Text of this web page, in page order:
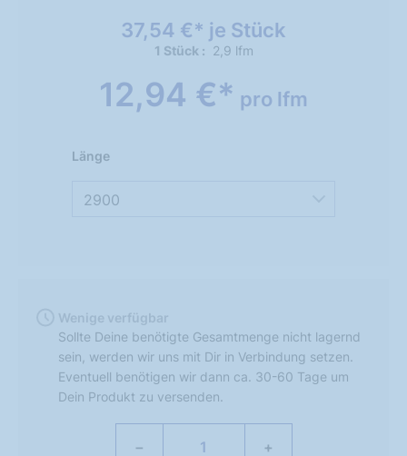
37,54 €* je Stück
1 Stück 2,9 lfm
12,94 €* pro lfm
2900
Länge
Wenige verfügbar
Sollte Deine benötigte Gesamtmenge nicht lagernd
sein, werden wir uns mit Dir in Verbindung setzen.
Eventuell benötigen wir dann ca. 30-60 Tage um
Dein Produkt zu versenden.
− +